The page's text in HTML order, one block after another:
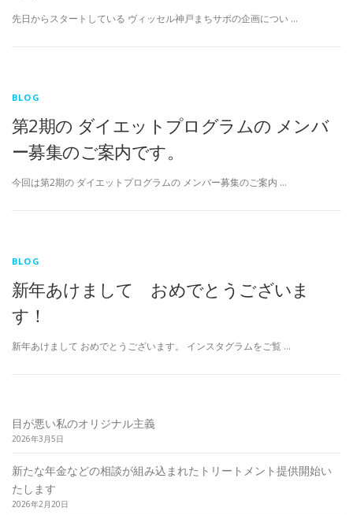
公式ライン（登録後ご予約可能です）
ご予約ページ（お急ぎのご予約はMINIMOが便利です）
店舗経営から丸３年。ここからはマネーの知識も開放したメニュ
リピーター様重視のサロン運営を行っております
先日からスタートしている ヴィッセル神戸まちサポの企画につい …
BLOG
第2期の ダイエットプログラムの メンバ
ー募集のご案内です。
今回は第2期の ダイエットプログラムの メンバー募集のご案内 …
BLOG
新年あけまして おめでとうございま
す！
新年あけまして おめでとうございます。 インスタグラムをご覧 …
目が悪い私のオリジナル主義
2026年3月5日
新たな年金などの相談が組み込まれたトリートメント提供開始い
たします
2026年2月20日